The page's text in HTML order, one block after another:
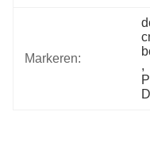
Markeren:
,